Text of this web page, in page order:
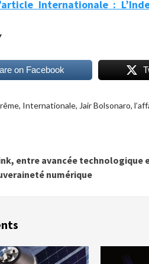
Internationale :
on Facebook
, Internationale, Jair Bolsonaro,
entre avancée technologique
numérique